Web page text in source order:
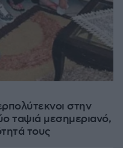
στην
ταψιά μεσημεριανό,
τους